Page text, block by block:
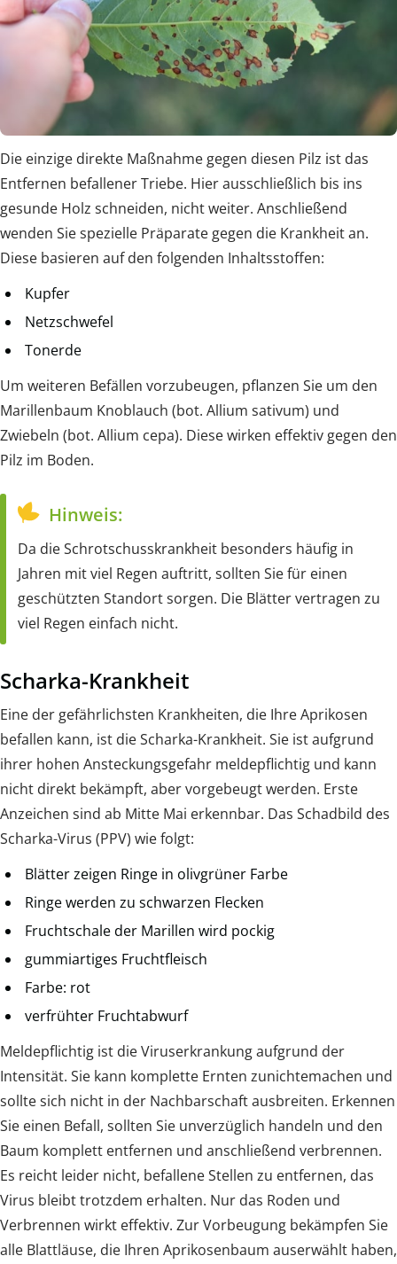
Die einzige direkte Maßnahme gegen diesen Pilz ist das
Entfernen befallener Triebe. Hier ausschließlich bis ins
gesunde Holz schneiden, nicht weiter. Anschließend
wenden Sie spezielle Präparate gegen die Krankheit an.
Diese basieren auf den folgenden Inhaltsstoffen:
Kupfer
Netzschwefel
Tonerde
Um weiteren Befällen vorzubeugen, pflanzen Sie um den
Marillenbaum Knoblauch (bot. Allium sativum) und
Zwiebeln (bot. Allium cepa). Diese wirken effektiv gegen den
Pilz im Boden.
Hinweis:
Da die Schrotschusskrankheit besonders häufig in
Jahren mit viel Regen auftritt, sollten Sie für einen
geschützten Standort sorgen. Die Blätter vertragen zu
viel Regen einfach nicht.
Scharka-Krankheit
Eine der gefährlichsten Krankheiten, die Ihre Aprikosen
befallen kann, ist die Scharka-Krankheit. Sie ist aufgrund
ihrer hohen Ansteckungsgefahr meldepflichtig und kann
nicht direkt bekämpft, aber vorgebeugt werden. Erste
Anzeichen sind ab Mitte Mai erkennbar. Das Schadbild des
Scharka-Virus (PPV) wie folgt:
Blätter zeigen Ringe in olivgrüner Farbe
Ringe werden zu schwarzen Flecken
Fruchtschale der Marillen wird pockig
gummiartiges Fruchtfleisch
Farbe: rot
verfrühter Fruchtabwurf
Meldepflichtig ist die Viruserkrankung aufgrund der
Intensität. Sie kann komplette Ernten zunichtemachen und
sollte sich nicht in der Nachbarschaft ausbreiten. Erkennen
Sie einen Befall, sollten Sie unverzüglich handeln und den
Baum komplett entfernen und anschließend verbrennen.
Es reicht leider nicht, befallene Stellen zu entfernen, das
Virus bleibt trotzdem erhalten. Nur das Roden und
Verbrennen wirkt effektiv. Zur Vorbeugung bekämpfen Sie
alle Blattläuse, die Ihren Aprikosenbaum auserwählt haben,